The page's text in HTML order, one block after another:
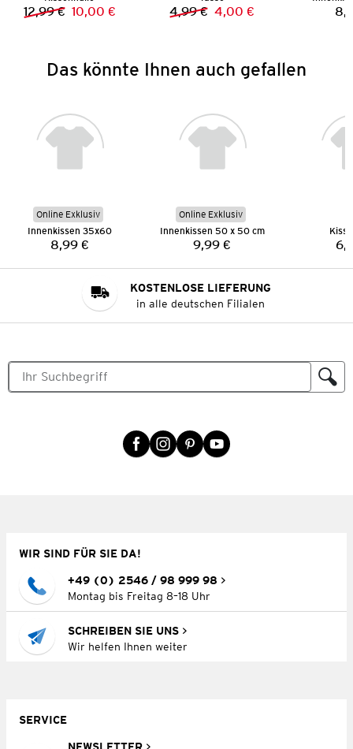
Vorheriger Preis:
12,99 € Neuer Preis:
10,00 € Vorheriger Preis:
4,99 € Neuer Preis:
4,00 €
Das könnte Ihnen auch gefallen
Online Exklusiv
Innenkissen 35x60
Preis:
8,99 €
Online Exklusiv
Innenkissen 50 x 50 cm
Preis:
9,99 €
KOSTENLOSE LIEFERUNG
in alle deutschen Filialen
WIR SIND FÜR SIE DA!
+49 (0) 2546 / 98 999 98
Montag bis Freitag 8–18 Uhr
SCHREIBEN SIE UNS
Wir helfen Ihnen weiter
SERVICE
NEWSLETTER